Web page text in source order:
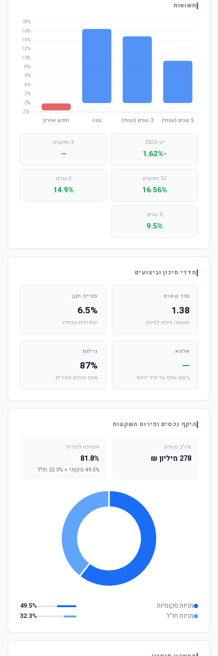
תשואות
יוני 2026
-1.62%
3 חודשים
—
12 חודשים
16.56%
3 שנים
14.9%
5 שנים
9.5%
מדדי סיכון וביצועים
מדד שארפ
1.38
תשואה ביחס לסיכון
סטיית תקן
6.5%
תנודתיות שנתית
אלפא
—
ביצוע עודף על מדד ייחוס
נזילות
87%
אחוז נכסים סחירים
היקף נכסים ופירוט השקעות
סה"כ נכסים
278 מיליון ₪
חשיפה למניות
81.8%
49.5% מקומי + 32.3% חו"ל
מניות מקומיות
49.5%
מניות חו"ל
32.3%